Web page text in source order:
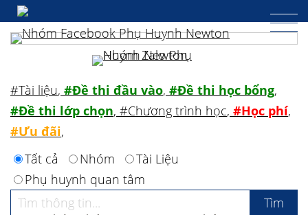
#Tài liệu, #Đề thi đầu vào, #Đề thi học bổng,
#Đề thi lớp chọn, #Chương trình học, #Học phí,
#Ưu đãi,
Tất cả
Nhóm
Tài Liệu
Phụ huynh quan tâm